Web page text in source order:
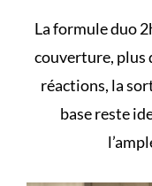
La formule duo
couverture, plus
réactions, la
base reste